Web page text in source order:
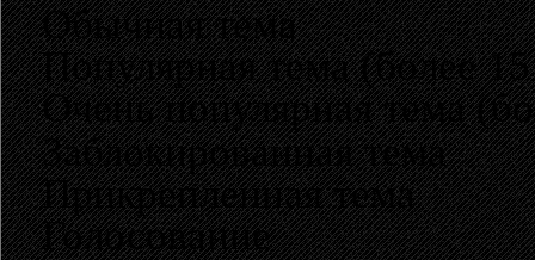
Обычная тема
Популярная тема (более 15
Очень популярная тема
Заблокированная тема
Прикрепленная тема
Голосование